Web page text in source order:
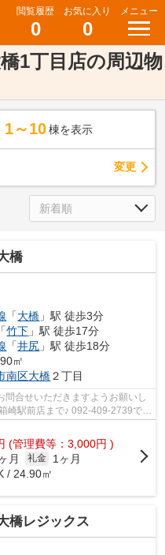
閲覧履歴
0
お気に入り
0
メニュー
1丁目店の周辺物
1～10 棟を表示
変更
橋
「大橋 」駅 徒歩3分
「竹下 」駅 徒歩17分
「井尻 」駅 徒歩18分
㎡
南区大橋２丁目
問合せいただきますようお願いし
崎駅前店まで♪ 092-409-2739で
(管理費等：3,000円 )
月 礼金
1ヶ月
/ 24.90㎡
橋レジックス